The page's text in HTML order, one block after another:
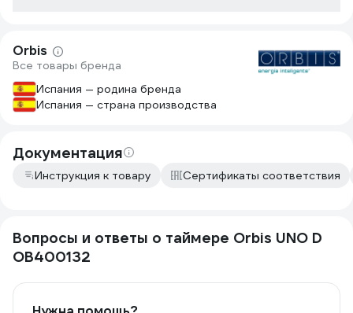
Orbis
Все товары бренда
Испания — родина бренда
Испания — страна производства
Документация
Инструкция к товару Сертификаты соответствия
Вопросы и ответы о таймере Orbis UNO D
OB400132